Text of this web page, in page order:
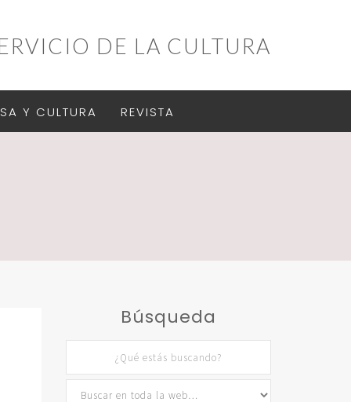
DE LA CULTURA
Y CULTURA REVISTA
Búsqueda